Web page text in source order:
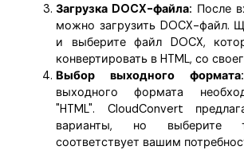
Загрузка DOCX-файла: После
можно загрузить DOCX-файл.
и выберите файл DOCX,
конвертировать в HTML, со
Выбор выходного формата:
выходного формата
"HTML". CloudConvert
варианты, но выберите
соответствует вашим